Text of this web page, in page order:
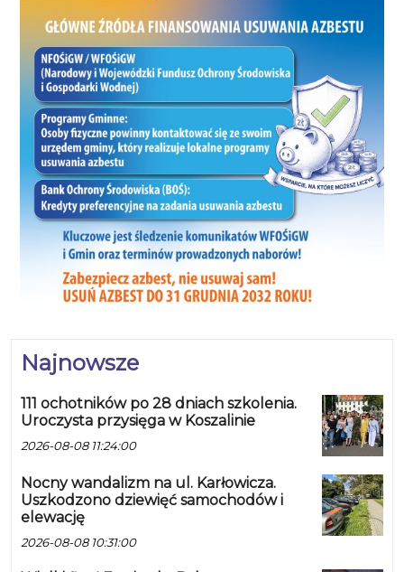
Najnowsze
111 ochotników po 28 dniach szkolenia.
Uroczysta przysięga w Koszalinie
2026-08-08 11:24:00
Nocny wandalizm na ul. Karłowicza.
Uszkodzono dziewięć samochodów i
elewację
2026-08-08 10:31:00